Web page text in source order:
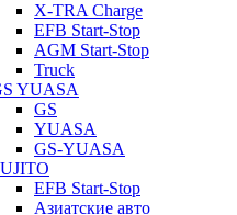
X-TRA Charge
EFB Start-Stop
AGM Start-Stop
Truck
YUASA
GS
YUASA
GS-YUASA
EFB Start-Stop
Азиатские авто